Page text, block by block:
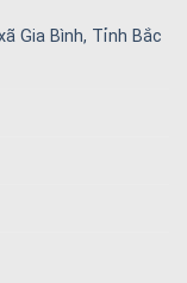
Gia Bình, Tỉnh Bắc